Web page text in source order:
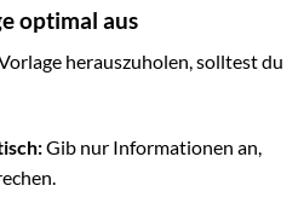
optimal aus
herauszuholen, solltest du
Gib nur Informationen an,